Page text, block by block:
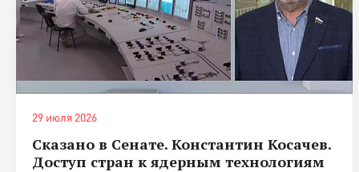
29 июля 2026
Сказано в Сенате. Константин Косачев.
Доступ стран к ядерным технологиям